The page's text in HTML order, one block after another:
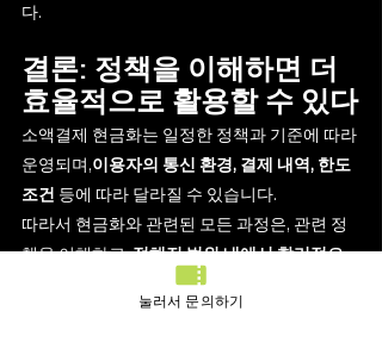
다.
결론: 정책을 이해하면 더
효율적으로 활용할 수 있다
소액결제 현금화는 일정한 정책과 기준에 따라
운영되며,이용자의 통신 환경, 결제 내역, 한도
조건 등에 따라 달라질 수 있습니다.
따라서 현금화와 관련된 모든 과정은, 관련 정
책을 이해하고, 정해진 범위 내에서 합리적으
로 활용하는 것이 중요합니다.
눌러서 문의하기